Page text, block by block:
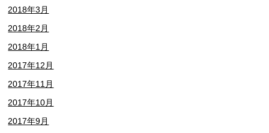
2018年3月
2018年2月
2018年1月
2017年12月
2017年11月
2017年10月
2017年9月